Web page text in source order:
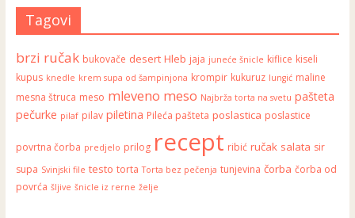
Tagovi
brzi ručak bukovače desert Hleb jaja juneće šnicle kiflice kiseli
kupus knedle krem supa od šampinjona krompir kukuruz lungić maline
mesna štruca meso mleveno meso Najbrža torta na svetu pašteta
pečurke pilaf pilav piletina Pileća pašteta poslastica poslastice
povrtna čorba predjelo prilog recept ribić ručak salata sir
supa Svinjski file testo torta Torta bez pečenja tunjevina čorba čorba od
povrća šljive šnicle iz rerne želje